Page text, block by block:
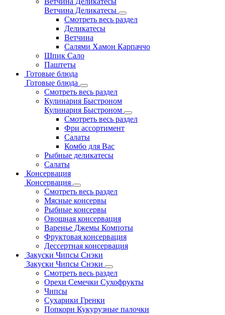
Ветчина Деликатесы
Смотреть весь раздел
Деликатесы
Ветчина
Салями Хамон Карпаччо
Шпик Сало
Паштеты
Готовые блюда
Готовые блюда
Смотреть весь раздел
Кулинария Быстроном
Кулинария Быстроном
Смотреть весь раздел
Фри ассортимент
Салаты
Комбо для Вас
Рыбные деликатесы
Салаты
Консервация
Консервация
Смотреть весь раздел
Мясные консервы
Рыбные консервы
Овощная консервация
Варенье Джемы Компоты
Фруктовая консервация
Дессертная консервация
Закуски Чипсы Снэки
Закуски Чипсы Снэки
Смотреть весь раздел
Орехи Семечки Сухофрукты
Чипсы
Сухарики Гренки
Попкорн Кукурузные палочки